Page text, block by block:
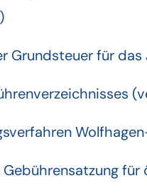
Grundsteuer für